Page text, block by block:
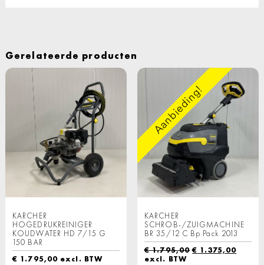
Gerelateerde producten
KARCHER
HOGEDRUKREINIGER
KOUDWATER HD 7/15 G
150 BAR
€ 1.795,00 excl. BTW
Aanbieding!
KARCHER
SCHROB-/ZUIGMACHINE
BR 35/12 C Bp Pack 2013
€1.795,00 € 1.375,00
excl. BTW